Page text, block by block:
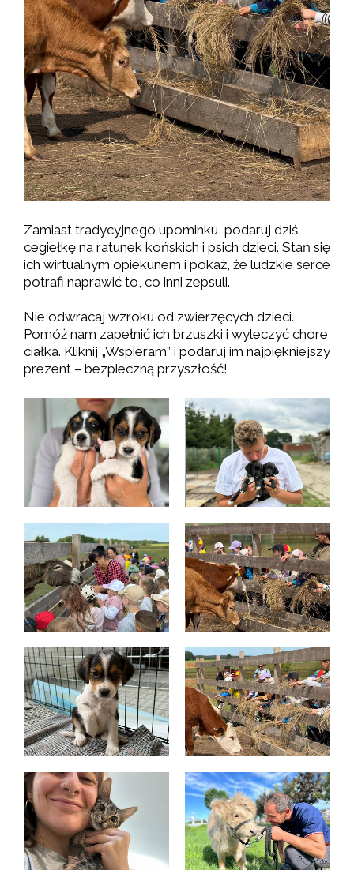
Zamiast tradycyjnego upominku, podaruj dziś
cegiełkę na ratunek końskich i psich dzieci. Stań się
ich wirtualnym opiekunem i pokaż, że ludzkie serce
potrafi naprawić to, co inni zepsuli.
Nie odwracaj wzroku od zwierzęcych dzieci.
Pomóż nam zapełnić ich brzuszki i wyleczyć chore
ciałka. Kliknij „Wspieram” i podaruj im najpiękniejszy
prezent – bezpieczną przyszłość!